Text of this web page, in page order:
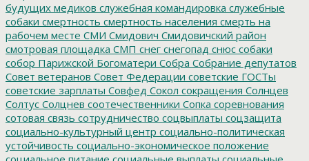
будущих медиков служебная командировка служебные
собаки смертность смертность населения смерть на
рабочем месте СМИ Смидович Смидовичский район
смотровая площадка СМП снег снегопад снюс собаки
собор Парижской Богоматери Собра Собрание депутатов
Совет ветеранов Совет Федерации советские ГОСТы
советские зарплаты Совфед Сокол сокращения Солнцев
Солтус Солцнев соотечественники Сопка соревнования
сотовая связь сотрудничество соцвыплаты соцзащита
социально-культурный центр социально-политическая
устойчивость социально-экономическое положение